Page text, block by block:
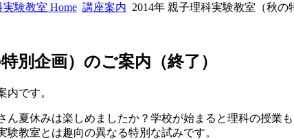
験教室 Home 講座案内 2014年 親子理科実験教室（秋の
別企画）のご案内（終了）
です。
夏休みは楽しめましたか？学校が始まると理科の授業
教室とは趣向の異なる特別な試みです。